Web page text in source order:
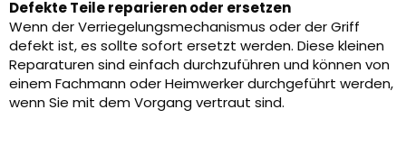
Defekte Teile reparieren oder ersetzen
Wenn der Verriegelungsmechanismus oder der Griff
defekt ist, es sollte sofort ersetzt werden. Diese kleinen
Reparaturen sind einfach durchzuführen und können von
einem Fachmann oder Heimwerker durchgeführt werden,
wenn Sie mit dem Vorgang vertraut sind.